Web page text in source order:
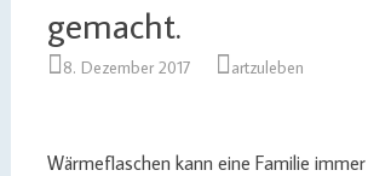
gemacht.
8. Dezember 2017 artzuleben
Wärmeflaschen kann eine Familie